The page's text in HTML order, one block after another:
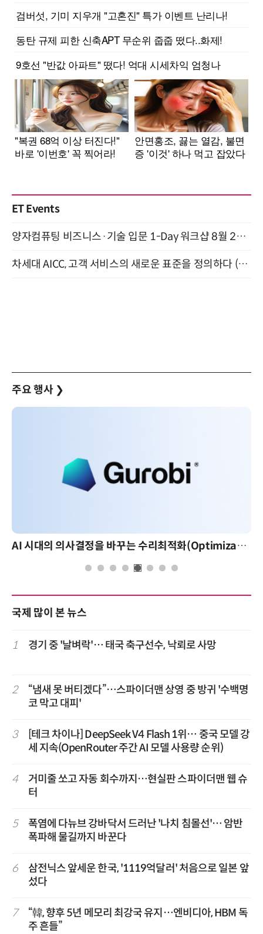
ET Events
양자컴퓨팅 비즈니스·기술 입문 1-Day 워크샵 8월 28일 개최
차세대 AICC, 고객 서비스의 새로운 표준을 정의하다 (9/9)
주요 행사 ❯
AI 시대의 의사결정을 바꾸는 수리최적화(Optimization): 실제 산업 적용 사례와 활용 전략
국제 많이 본 뉴스
1 경기 중 '날벼락'… 태국 축구선수, 낙뢰로 사망
2
“냄새 못 버티겠다”…스파이더맨 상영 중 방귀 '수백명
코 막고 대피'
3
[테크 차이나] DeepSeek V4 Flash 1위… 중국 모델 강
세 지속(OpenRouter 주간 AI 모델 사용량 순위)
4
거미줄 쏘고 자동 회수까지…현실판 스파이더맨 웹 슈
터
5
폭염에 다뉴브 강바닥서 드러난 '나치 침몰선'… 암반
폭파해 물길까지 바꾼다
6
삼전닉스 앞세운 한국, '1119억달러' 처음으로 일본 앞
섰다
7
“韓, 향후 5년 메모리 최강국 유지…엔비디아, HBM 독
주 흔들”